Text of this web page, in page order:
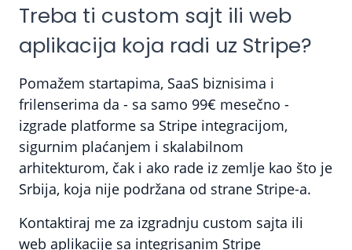
Treba ti custom sajt ili web
aplikacija koja radi uz Stripe?
Pomažem startapima, SaaS biznisima i
frilenserima da - sa samo 99€ mesečno -
izgrade platforme sa Stripe integracijom,
sigurnim plaćanjem i skalabilnom
arhitekturom, čak i ako rade iz zemlje kao što je
Srbija, koja nije podržana od strane Stripe-a.
Kontaktiraj me za izgradnju custom sajta ili
web aplikacije sa integrisanim Stripe